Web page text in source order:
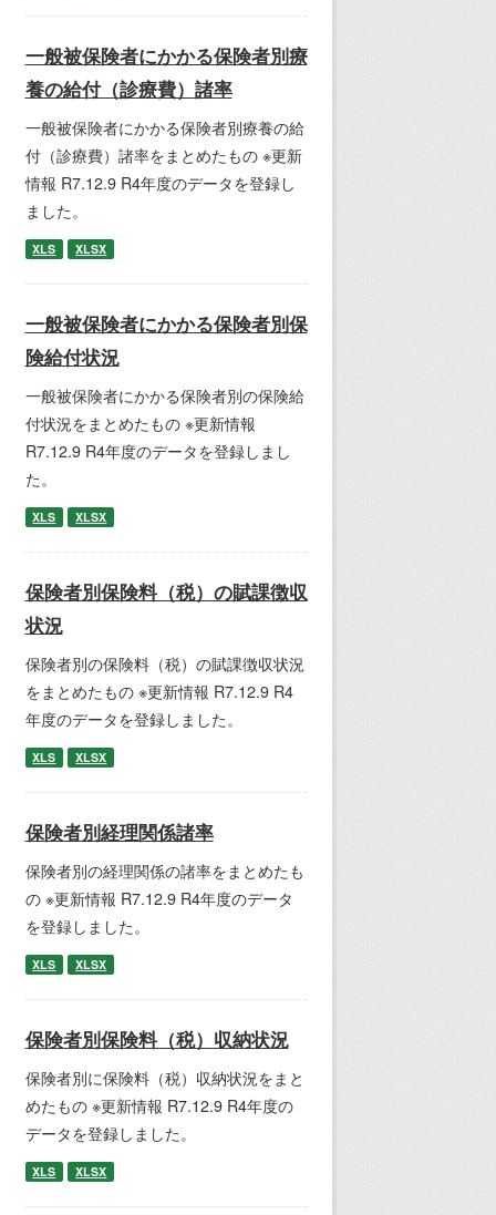
一般被保険者にかかる保険者別療
養の給付（診療費）諸率
一般被保険者にかかる保険者別療養の給
付（診療費）諸率をまとめたもの ※更新
情報 R7.12.9 R4年度のデータを登録し
ました。
XLS XLSX
一般被保険者にかかる保険者別保
険給付状況
一般被保険者にかかる保険者別の保険給
付状況をまとめたもの ※更新情報
R7.12.9 R4年度のデータを登録しまし
た。
XLS XLSX
保険者別保険料（税）の賦課徴収
状況
保険者別の保険料（税）の賦課徴収状況
をまとめたもの ※更新情報 R7.12.9 R4
年度のデータを登録しました。
XLS XLSX
保険者別経理関係諸率
保険者別の経理関係の諸率をまとめたも
の ※更新情報 R7.12.9 R4年度のデータ
を登録しました。
XLS XLSX
保険者別保険料（税）収納状況
保険者別に保険料（税）収納状況をまと
めたもの ※更新情報 R7.12.9 R4年度の
データを登録しました。
XLS XLSX